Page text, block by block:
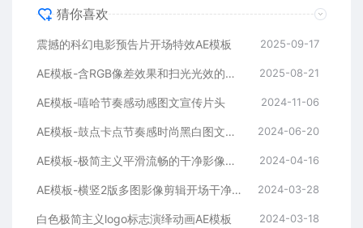
猜你喜欢
震撼的科幻电影预告片开场特效AE模板 2025-09-17
AE模板-含RGB像差效果和扫光光效的快速logo开场 2025-08-21
AE模板-嘻哈节奏感动感图文宣传片头 2024-11-06
AE模板-鼓点卡点节奏感时尚黑白图文排版展示开场片头 2024-06-20
AE模板-极简主义平滑流畅的干净影像排版展示开场 2024-04-16
AE模板-横竖2版多图影像剪辑开场干净平滑时尚片头 2024-03-28
白色极简主义logo标志演绎动画AE模板 2024-03-18